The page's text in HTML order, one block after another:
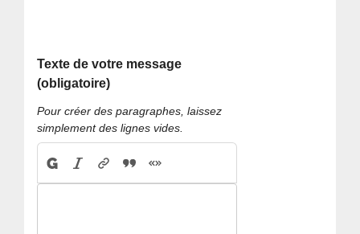
Texte de votre message
(obligatoire)
Pour créer des paragraphes, laissez
simplement des lignes vides.